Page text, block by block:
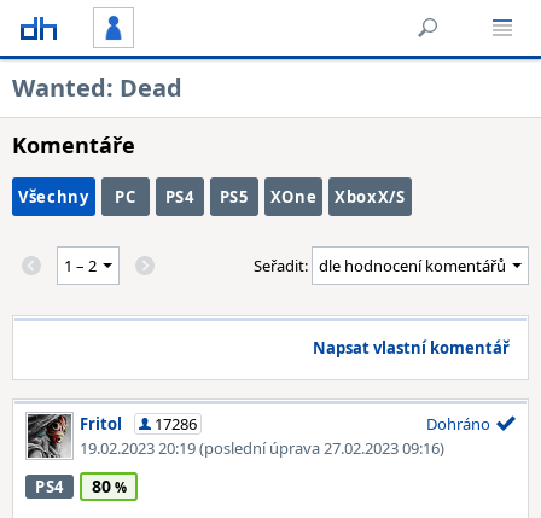
Wanted: Dead
Komentáře
Všechny PC PS4 PS5 XOne XboxX/S
Seřadit:
Napsat vlastní komentář
Fritol
17286
19.02.2023 20:19(poslední úprava 27.02.2023 09:16)
Dohráno
PS4 80